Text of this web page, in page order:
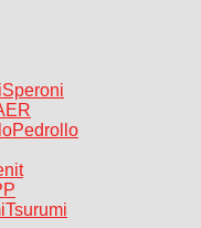
Speroni
Pedrollo
Tsurumi